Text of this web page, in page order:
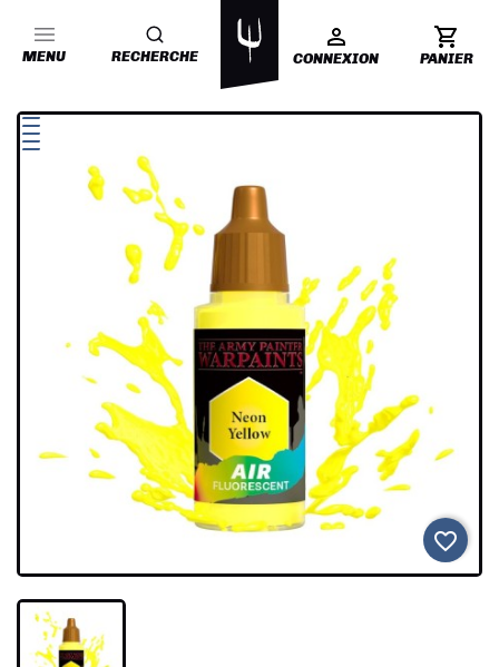
MENU RECHERCHE CONNEXION PANIER
favorite_border